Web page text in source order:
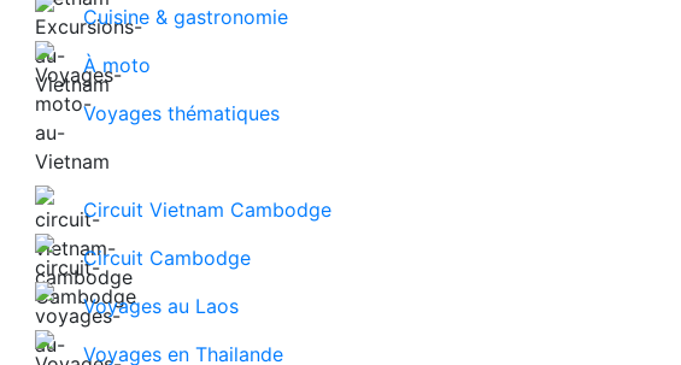
Cuisine & gastronomie
À moto
Voyages thématiques
Circuit Vietnam Cambodge
Circuit Cambodge
Voyages au Laos
Voyages en Thailande